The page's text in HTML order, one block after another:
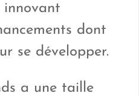
innovant
dont
se développer.
a une taille